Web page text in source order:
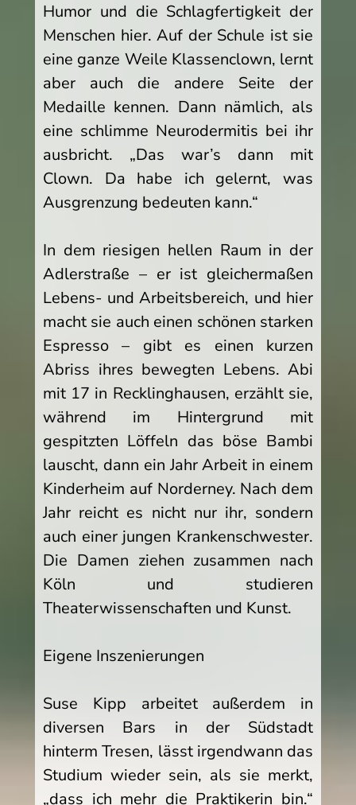
Humor und die Schlagfertigkeit der
Menschen hier. Auf der Schule ist sie
eine ganze Weile Klassenclown, lernt
aber auch die andere Seite der
Medaille kennen. Dann nämlich, als
eine schlimme Neurodermitis bei ihr
ausbricht. „Das war’s dann mit
Clown. Da habe ich gelernt, was
Ausgrenzung bedeuten kann.“
In dem riesigen hellen Raum in der
Adlerstraße – er ist gleichermaßen
Lebens- und Arbeitsbereich, und hier
macht sie auch einen schönen starken
Espresso – gibt es einen kurzen
Abriss ihres bewegten Lebens. Abi
mit 17 in Recklinghausen, erzählt sie,
während im Hintergrund mit
gespitzten Löffeln das böse Bambi
lauscht, dann ein Jahr Arbeit in einem
Kinderheim auf Norderney. Nach dem
Jahr reicht es nicht nur ihr, sondern
auch einer jungen Krankenschwester.
Die Damen ziehen zusammen nach
Köln und studieren
Theaterwissenschaften und Kunst.
Eigene Inszenierungen
Suse Kipp arbeitet außerdem in
diversen Bars in der Südstadt
hinterm Tresen, lässt irgendwann das
Studium wieder sein, als sie merkt,
„dass ich mehr die Praktikerin bin.“